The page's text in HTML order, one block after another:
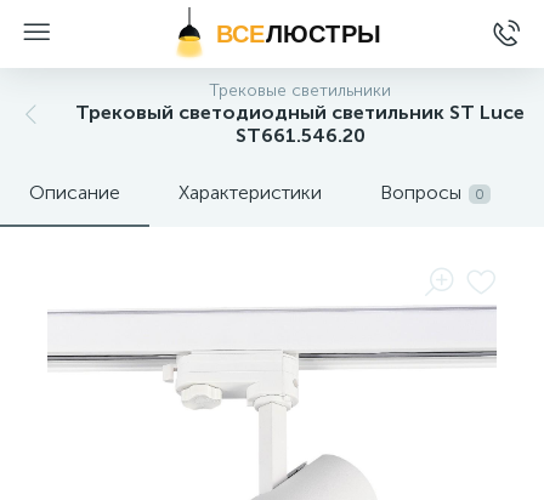
ВСЕЛЮСТРЫ
Трековые светильники
Трековый светодиодный светильник ST Luce
ST661.546.20
Описание Характеристики Вопросы 0